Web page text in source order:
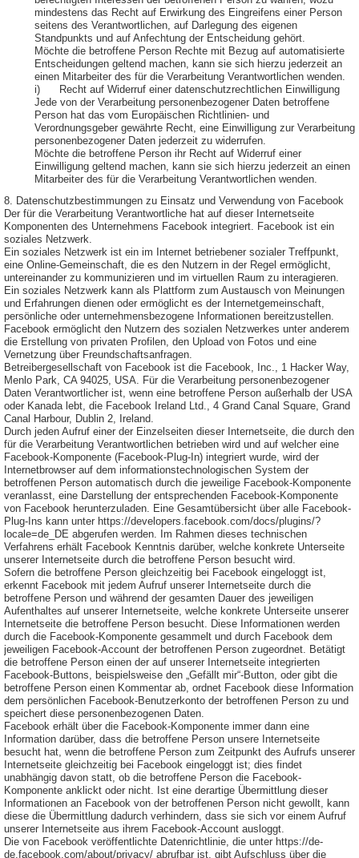
mindestens das Recht auf Erwirkung des Eingreifens einer Person
seitens des Verantwortlichen, auf Darlegung des eigenen
Standpunkts und auf Anfechtung der Entscheidung gehört.
Möchte die betroffene Person Rechte mit Bezug auf automatisierte
Entscheidungen geltend machen, kann sie sich hierzu jederzeit an
einen Mitarbeiter des für die Verarbeitung Verantwortlichen wenden.
i) Recht auf Widerruf einer datenschutzrechtlichen Einwilligung
Jede von der Verarbeitung personenbezogener Daten betroffene
Person hat das vom Europäischen Richtlinien- und
Verordnungsgeber gewährte Recht, eine Einwilligung zur Verarbeitung
personenbezogener Daten jederzeit zu widerrufen.
Möchte die betroffene Person ihr Recht auf Widerruf einer
Einwilligung geltend machen, kann sie sich hierzu jederzeit an einen
Mitarbeiter des für die Verarbeitung Verantwortlichen wenden.
8. Datenschutzbestimmungen zu Einsatz und Verwendung von Facebook
Der für die Verarbeitung Verantwortliche hat auf dieser Internetseite
Komponenten des Unternehmens Facebook integriert. Facebook ist ein
soziales Netzwerk.
Ein soziales Netzwerk ist ein im Internet betriebener sozialer Treffpunkt,
eine Online-Gemeinschaft, die es den Nutzern in der Regel ermöglicht,
untereinander zu kommunizieren und im virtuellen Raum zu interagieren.
Ein soziales Netzwerk kann als Plattform zum Austausch von Meinungen
und Erfahrungen dienen oder ermöglicht es der Internetgemeinschaft,
persönliche oder unternehmensbezogene Informationen bereitzustellen.
Facebook ermöglicht den Nutzern des sozialen Netzwerkes unter anderem
die Erstellung von privaten Profilen, den Upload von Fotos und eine
Vernetzung über Freundschaftsanfragen.
Betreibergesellschaft von Facebook ist die Facebook, Inc., 1 Hacker Way,
Menlo Park, CA 94025, USA. Für die Verarbeitung personenbezogener
Daten Verantwortlicher ist, wenn eine betroffene Person außerhalb der USA
oder Kanada lebt, die Facebook Ireland Ltd., 4 Grand Canal Square, Grand
Canal Harbour, Dublin 2, Ireland.
Durch jeden Aufruf einer der Einzelseiten dieser Internetseite, die durch den
für die Verarbeitung Verantwortlichen betrieben wird und auf welcher eine
Facebook-Komponente (Facebook-Plug-In) integriert wurde, wird der
Internetbrowser auf dem informationstechnologischen System der
betroffenen Person automatisch durch die jeweilige Facebook-Komponente
veranlasst, eine Darstellung der entsprechenden Facebook-Komponente
von Facebook herunterzuladen. Eine Gesamtübersicht über alle Facebook-
Plug-Ins kann unter https://developers.facebook.com/docs/plugins/?
locale=de_DE abgerufen werden. Im Rahmen dieses technischen
Verfahrens erhält Facebook Kenntnis darüber, welche konkrete Unterseite
unserer Internetseite durch die betroffene Person besucht wird.
Sofern die betroffene Person gleichzeitig bei Facebook eingeloggt ist,
erkennt Facebook mit jedem Aufruf unserer Internetseite durch die
betroffene Person und während der gesamten Dauer des jeweiligen
Aufenthaltes auf unserer Internetseite, welche konkrete Unterseite unserer
Internetseite die betroffene Person besucht. Diese Informationen werden
durch die Facebook-Komponente gesammelt und durch Facebook dem
jeweiligen Facebook-Account der betroffenen Person zugeordnet. Betätigt
die betroffene Person einen der auf unserer Internetseite integrierten
Facebook-Buttons, beispielsweise den „Gefällt mir“-Button, oder gibt die
betroffene Person einen Kommentar ab, ordnet Facebook diese Information
dem persönlichen Facebook-Benutzerkonto der betroffenen Person zu und
speichert diese personenbezogenen Daten.
Facebook erhält über die Facebook-Komponente immer dann eine
Information darüber, dass die betroffene Person unsere Internetseite
besucht hat, wenn die betroffene Person zum Zeitpunkt des Aufrufs unserer
Internetseite gleichzeitig bei Facebook eingeloggt ist; dies findet
unabhängig davon statt, ob die betroffene Person die Facebook-
Komponente anklickt oder nicht. Ist eine derartige Übermittlung dieser
Informationen an Facebook von der betroffenen Person nicht gewollt, kann
diese die Übermittlung dadurch verhindern, dass sie sich vor einem Aufruf
unserer Internetseite aus ihrem Facebook-Account ausloggt.
Die von Facebook veröffentlichte Datenrichtlinie, die unter https://de-
de.facebook.com/about/privacy/ abrufbar ist, gibt Aufschluss über die